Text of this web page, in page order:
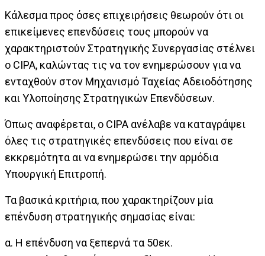
Κάλεσμα προς όσες επιχειρήσεις θεωρούν ότι οι
επικείμενες επενδύσεις τους μπορούν να
χαρακτηριστούν Στρατηγικής Συνεργασίας στέλνει
ο CIPA, καλώντας τις να τον ενημερώσουν για να
ενταχθούν στον Μηχανισμό Ταχείας Αδειοδότησης
και Υλοποίησης Στρατηγικών Επενδύσεων.
Όπως αναφέρεται, ο CIPA ανέλαβε να καταγράψει
όλες τις στρατηγικές επενδύσεις που είναι σε
εκκρεμότητα αι να ενημερώσει την αρμόδια
Υπουργική Επιτροπή.
Τα βασικά κριτήρια, που χαρακτηρίζουν μία
επένδυση στρατηγικής σημασίας είναι:
α. Η επένδυση να ξεπερνά τα 50εκ.